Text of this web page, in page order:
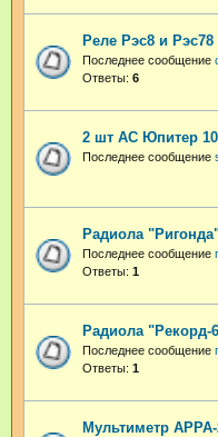
Реле Рэс8 и Рэс78
Последнее сообщение
Ответы: 6
2 шт АС Юпитер
Последнее сообщение
Радиола
Последнее сообщение
Ответы: 1
Радиола
Последнее сообщение
Ответы: 1
Мультиметр